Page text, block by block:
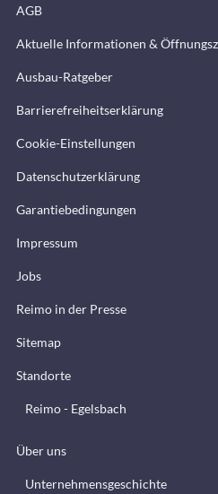
AGB
Aktuelle Informationen &
Ausbau-Ratgeber
Barrierefreiheitserklärung
Cookie-Einstellungen
Datenschutzerklärung
Garantiebedingungen
Impressum
Jobs
Reimo in der Presse
Sitemap
Standorte
Reimo - Egelsbach
Über uns
Unternehmensgeschichte